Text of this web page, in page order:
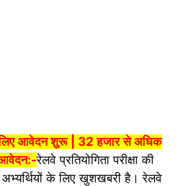
आवेदन शुरू | 32 हजार से अधिक
रेलवे प्रतियोगिता परीक्षा की
अभ्यर्थियों के लिए खुशखबरी है। रेलवे